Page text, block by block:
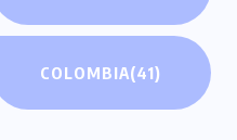
COLOMBIA(41)